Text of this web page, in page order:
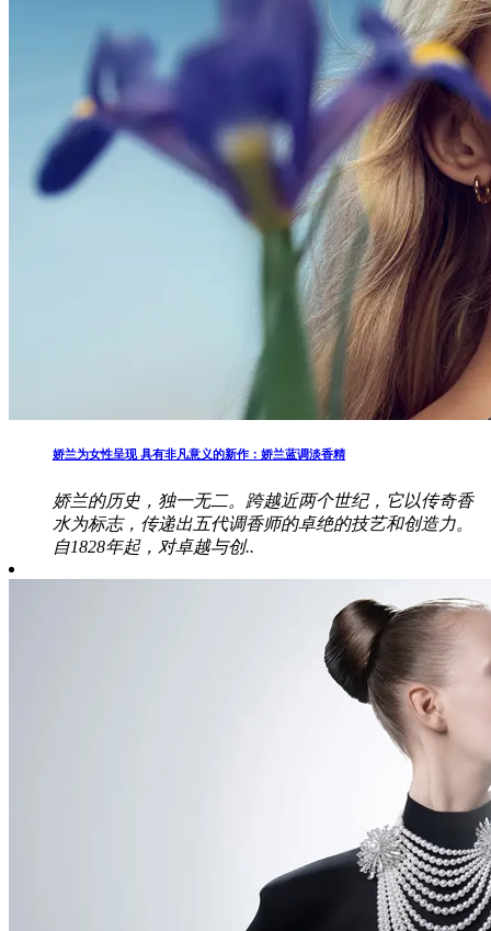
娇兰为女性呈现 具有非凡意义的新作：娇兰蓝调淡香精
娇兰的历史，独一无二。跨越近两个世纪，它以传奇香
水为标志，传递出五代调香师的卓绝的技艺和创造力。
自1828年起，对卓越与创..